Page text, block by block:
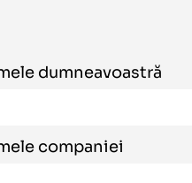
dumneavoastră
companiei